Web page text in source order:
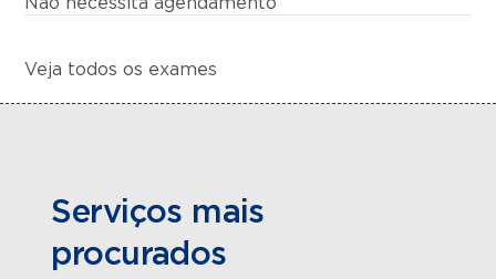
Veja todos os exames
Serviços mais
procurados